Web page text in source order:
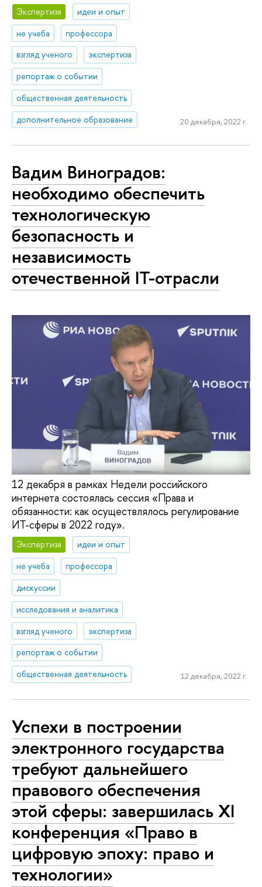
Экспертиза
идеи и опыт
не учеба
профессора
взгляд ученого
экспертиза
репортаж о событии
общественная деятельность
дополнительное образование
20 декабря, 2022 г.
Вадим Виноградов:
необходимо обеспечить
технологическую
безопасность и
независимость
отечественной IT-отрасли
12 декабря в рамках Недели российского
интернета состоялась сессия «Права и
обязанности: как осуществлялось регулирование
ИТ-сферы в 2022 году».
Экспертиза
идеи и опыт
не учеба
профессора
дискуссии
исследования и аналитика
взгляд ученого
экспертиза
репортаж о событии
общественная деятельность
12 декабря, 2022 г.
Успехи в построении
электронного государства
требуют дальнейшего
правового обеспечения
этой сферы: завершилась XI
конференция «Право в
цифровую эпоху: право и
технологии»